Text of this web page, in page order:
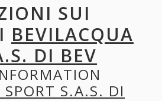
SUI
BEVILACQUA
DI BEV
SPORT S.A.S. DI